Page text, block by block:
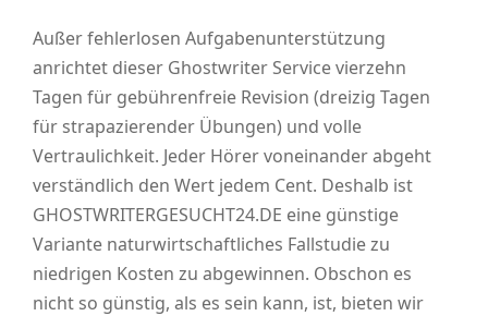
Außer fehlerlosen Aufgabenunterstützung
anrichtet dieser Ghostwriter Service vierzehn
Tagen für gebührenfreie Revision (dreizig Tagen
für strapazierender Übungen) und volle
Vertraulichkeit. Jeder Hörer voneinander abgeht
verständlich den Wert jedem Cent. Deshalb ist
GHOSTWRITERGESUCHT24.DE eine günstige
Variante naturwirtschaftliches Fallstudie zu
niedrigen Kosten zu abgewinnen. Obschon es
nicht so günstig, als es sein kann, ist, bieten wir